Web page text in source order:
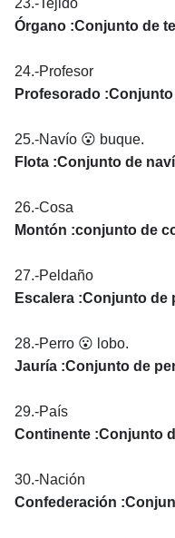
Órgano :Conjunto de
24.-Profesor
Profesorado
25.-Navío 😮 buque.
Flota :Conjunto de
26.-Cosa
Montón :conjunto de
27.-Peldaño
Escalera :Conjunto de
28.-Perro 😮 lobo.
Jauría :Conjunto de
29.-País
Continente :Conjunto
30.-Nación
Confederación